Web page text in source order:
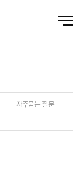
자주묻는 질문